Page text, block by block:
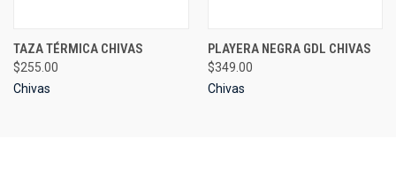
TAZA TÉRMICA CHIVAS
$255.00
Chivas
PLAYERA NEGRA GDL CHIVAS
$349.00
Chivas